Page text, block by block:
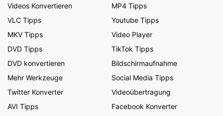
Videos Konvertieren
MP4 Tipps
VLC Tipps
Youtube Tipps
MKV Tipps
Video Player
DVD Tipps
TikTok Tipps
DVD konvertieren
Bildschirmaufnahme
Mehr Werkzeuge
Social Media Tipps
Twitter Konverter
Videoübertragung
AVI Tipps
Facebook Konverter